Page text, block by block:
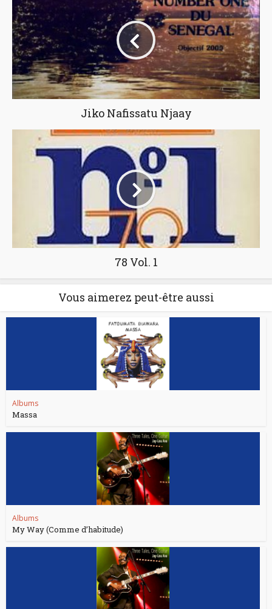
Jiko Nafissatu Njaay
78 Vol. 1
Vous aimerez peut-être aussi
Albums
Massa
Albums
My Way (Comme d’habitude)